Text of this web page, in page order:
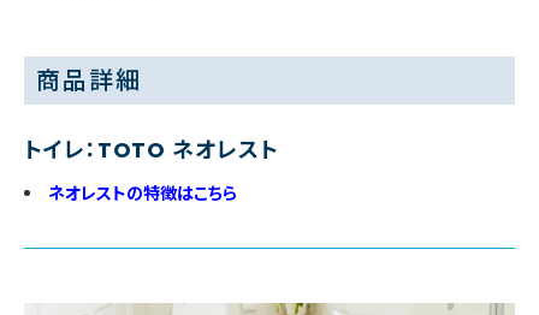
商品詳細
トイレ：TOTO ネオレスト
ネオレストの特徴はこちら